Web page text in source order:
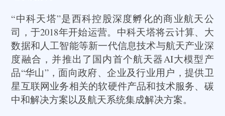
“中科天塔”是西科控股深度孵化的商业航天公
司，于2018年开始运营。中科天塔将云计算、大
数据和人工智能等新一代信息技术与航天产业深
度融合，并推出了国内首个航天器AI大模型产
品“华山”，面向政府、企业及行业用户，提供卫
星互联网业务相关的软硬件产品和技术服务、碳
中和解决方案以及航天系统集成解决方案。